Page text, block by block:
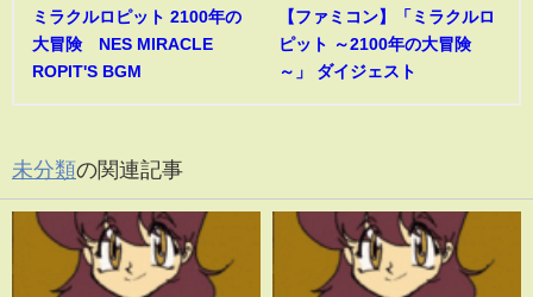
ミラクルロピット 2100年の
大冒険 NES MIRACLE
ROPIT'S BGM
【ファミコン】「ミラクルロ
ピット ～2100年の大冒険
～」 ダイジェスト
未分類の関連記事